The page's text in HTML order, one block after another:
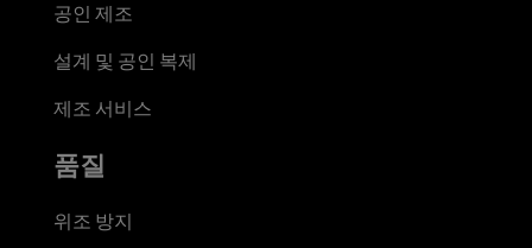
공인 제조
설계 및 공인 복제
제조 서비스
품질
위조 방지